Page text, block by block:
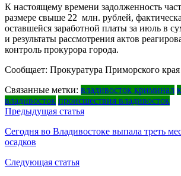
К настоящему времени задолженность
размере свыше 22 млн. рублей,
оставшейся заработной платы за июль в
и результаты рассмотрения актов
контроль прокурора города.
Сообщает: Прокуратура Приморского края
Связанные метки: владивосток криминал
владивосток происшествия владивосток
Навигация
по
записям
Предыдущая статья
Сегодня во Владивостоке выпала треть
осадков
Следующая статья